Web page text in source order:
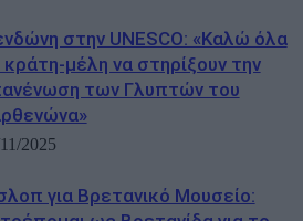
στην UNESCO: «Καλώ όλα
κράτη-μέλη να στηρίξουν την
των Γλυπτών του
2025
για Βρετανικό Μουσείο: